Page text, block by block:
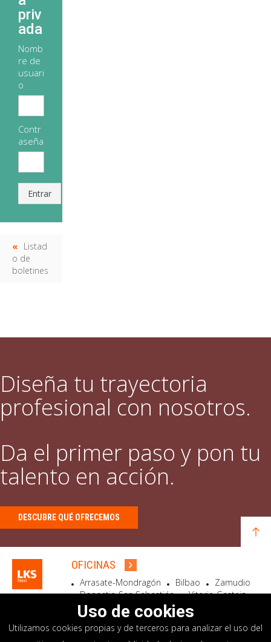
priv
ada
Nomb
re de
usuari
o
Contr
aseña
Entrar
Listad
o de
boletines
Diseña tu trayectoria
profesional con nosotros.
Da el primer paso y pon tu
talento en acción.
DESCUBRE QUÉ OFRECEMOS
OFICINAS
Arrasate-Mondragón Bilbao
Zamudio
Donostia-San Sebastián
Vitoria-Gasteiz
Madrid
El Astillero Bidart
SEDE SOCIAL
Uso de cookies
Utilizamos cookies propias y de terceros para analizar el uso del